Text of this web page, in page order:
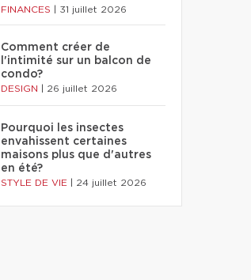
FINANCES 31 juillet 2026
Comment créer de
l'intimité sur un balcon de
condo?
DESIGN 26 juillet 2026
Pourquoi les insectes
envahissent certaines
maisons plus que d'autres
en été?
STYLE DE VIE 24 juillet 2026